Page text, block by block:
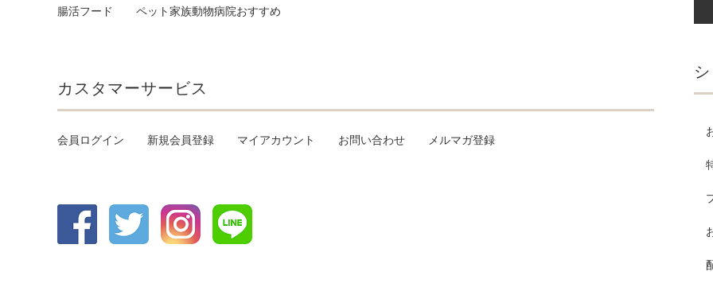
腸活フード
ペット家族動物病院おすすめ
カスタマーサービス
会員ログイン 新規会員登録 マイアカウント お問い合わせ メルマガ登録